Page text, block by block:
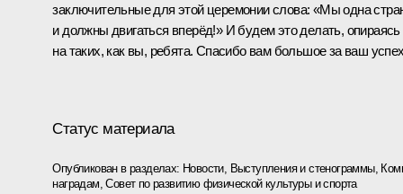
заключительные для этой церемонии слова: «Мы одна
и должны двигаться вперёд!» И будем это делать, опираясь
на таких, как вы, ребята. Спасибо вам большое за ваш
Статус материала
Опубликован в разделах: Новости, Выступления и стенограммы,
наградам ,Совет по развитию физической культуры и спорта